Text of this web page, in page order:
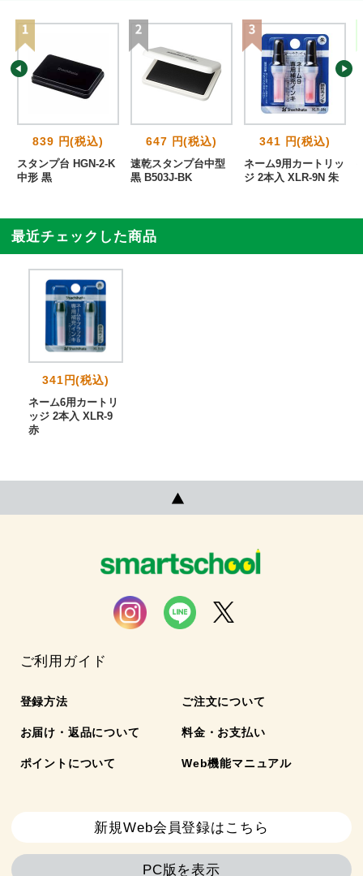
839 円(税込)
スタンプ台 HGN-2-K
中形 黒
647 円(税込)
速乾スタンプ台中型
黒 B503J-BK
341 円(税込)
ネーム9用カートリッ
ジ 2本入 XLR-9N 朱
最近チェックした商品
341円(税込)
ネーム6用カートリ
ッジ 2本入 XLR-9
赤
ご利用ガイド
登録方法 ご注文について
お届け・返品について 料金・お支払い
ポイントについて Web機能マニュアル
新規Web会員登録はこちら
PC版を表示